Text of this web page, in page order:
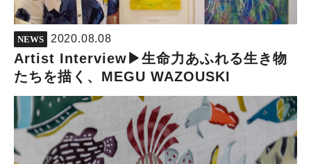
NEWS 2020.08.08
Artist Interview▶︎生命力あふれる生き物
たちを描く、MEGU WAZOUSKI